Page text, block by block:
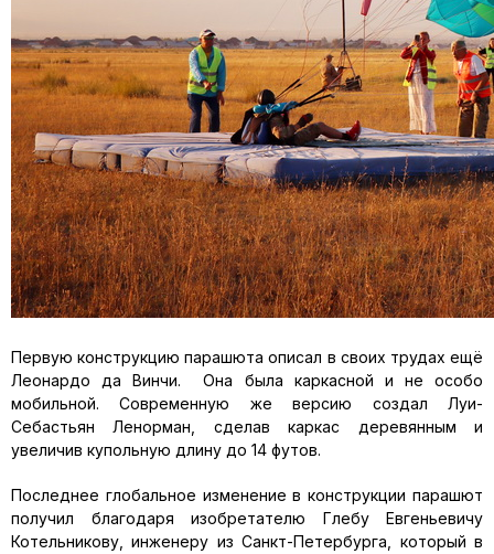
Первую конструкцию парашюта описал в своих трудах ещё
Леонардо да Винчи. Она была каркасной и не особо
мобильной. Современную же версию создал Луи-
Себастьян Ленорман, сделав каркас деревянным и
увеличив купольную длину до 14 футов.
Последнее глобальное изменение в конструкции парашют
получил благодаря изобретателю Глебу Евгеньевичу
Котельникову, инженеру из Санкт-Петербурга, который в